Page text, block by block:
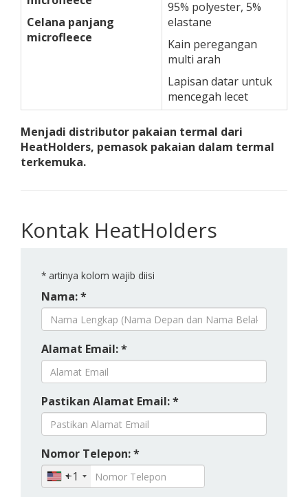
Celana panjang
microfleece
95% polyester, 5%
elastane
Kain peregangan
multi arah
Lapisan datar untuk
mencegah lecet
Menjadi distributor pakaian termal dari
HeatHolders, pemasok pakaian dalam termal
terkemuka.
Kontak HeatHolders
* artinya kolom wajib diisi
Nama: *
Alamat Email: *
Pastikan Alamat Email: *
Nomor Telepon: *
+1